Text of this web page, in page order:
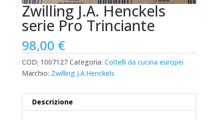
Zwilling J.A. Henckels
serie Pro Trinciante
98,00 €
COD: 1007127 Categoria: Coltelli da cucina europei
Marchio: Zwilling J.A.Henckels
Descrizione